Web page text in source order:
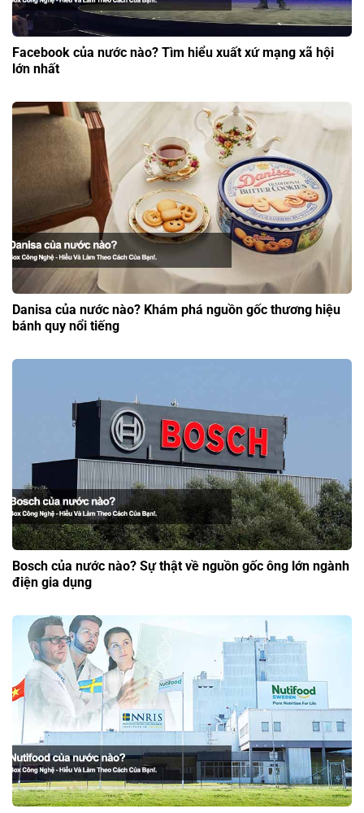
Facebook của nước nào? Tìm hiểu xuất xứ mạng xã hội
lớn nhất
Danisa của nước nào? Khám phá nguồn gốc thương hiệu
bánh quy nổi tiếng
Bosch của nước nào? Sự thật về nguồn gốc ông lớn ngành
điện gia dụng